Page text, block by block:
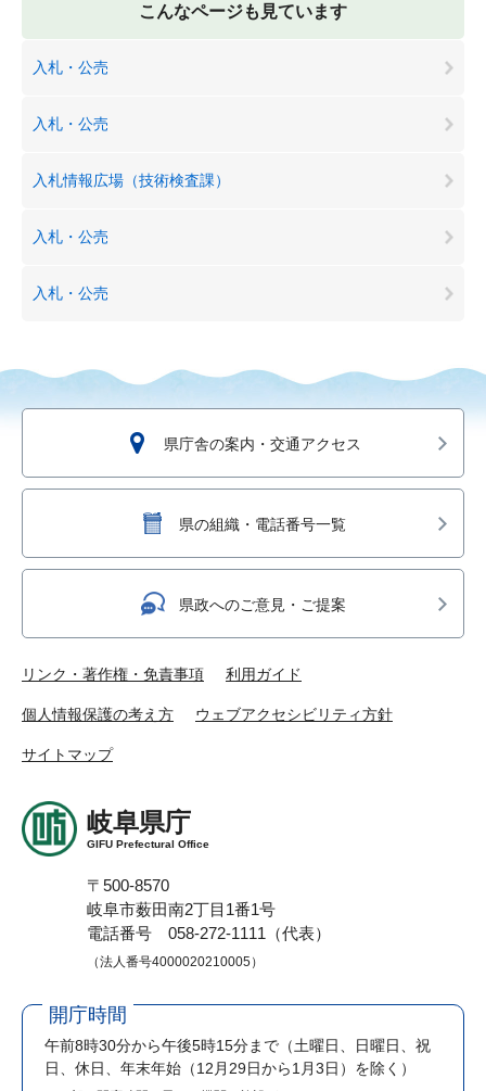
こんなページも見ています
入札・公売
入札・公売
入札情報広場（技術検査課）
入札・公売
入札・公売
県庁舎の案内・交通アクセス
県の組織・電話番号一覧
県政へのご意見・ご提案
リンク・著作権・免責事項 利用ガイド
個人情報保護の考え方 ウェブアクセシビリティ方針
サイトマップ
岐阜県庁
GIFU Prefectural Office
〒500-8570
岐阜市薮田南2丁目1番1号
電話番号 058-272-1111（代表）
（法人番号4000020210005）
開庁時間
午前8時30分から午後5時15分まで （土曜日、日曜日、祝
日、休日、年末年始（12月29日から1月3日）を除く）